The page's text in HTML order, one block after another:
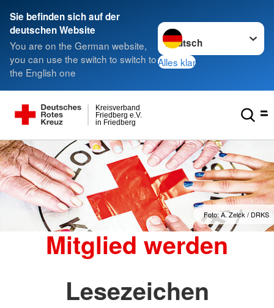
Sie befinden sich auf der
deutschen Website
You are on the German website,
you can use the switch to switch to
the English one
Sprache wechseln zu
Alles klar
in Friedberg
Friedberg e.V.
Kreisverband
Foto: A. Zelck / DRKS
Mitglied werden
Lesezeichen